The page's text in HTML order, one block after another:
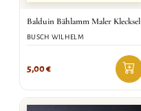
Balduin Bählamm Maler Klecksel
BUSCH WILHELM
5,00€